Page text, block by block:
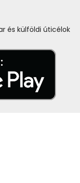
és külföldi úticélok